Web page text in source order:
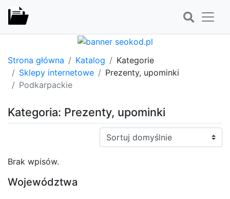
Strona główna Katalog
Kategorie
Sklepy internetowe
Prezenty, upominki
Podkarpackie
Kategoria: Prezenty, upominki
Sortuj:
Brak wpisów.
Województwa